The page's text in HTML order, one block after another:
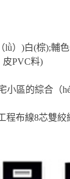
lǜ）)白(棕);輔
皮PVC料)
小區的綜合
程布線8芯雙